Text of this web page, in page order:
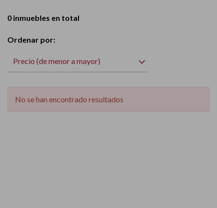
0 inmuebles en total
Ordenar por:
Precio (de menor a mayor)
No se han encontrado resultados